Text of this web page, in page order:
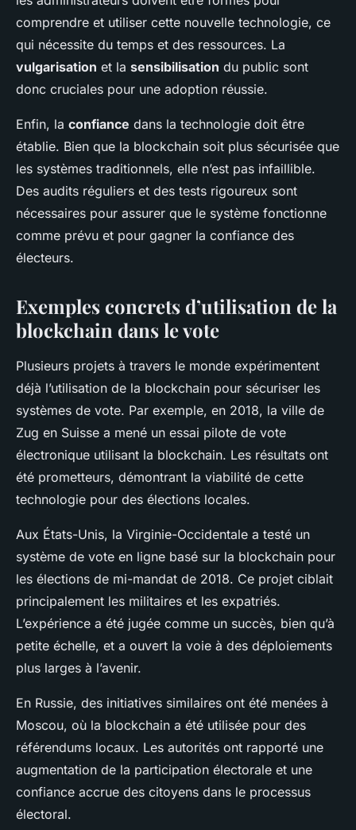
comprendre et utiliser cette nouvelle technologie, ce
qui nécessite du temps et des ressources. La
vulgarisation et la sensibilisation du public sont
donc cruciales pour une adoption réussie.
Enfin, la confiance dans la technologie doit être
établie. Bien que la blockchain soit plus sécurisée que
les systèmes traditionnels, elle n’est pas infaillible.
Des audits réguliers et des tests rigoureux sont
nécessaires pour assurer que le système fonctionne
comme prévu et pour gagner la confiance des
électeurs.
Exemples concrets d’utilisation de la
blockchain dans le vote
Plusieurs projets à travers le monde expérimentent
déjà l’utilisation de la blockchain pour sécuriser les
systèmes de vote. Par exemple, en 2018, la ville de
Zug en Suisse a mené un essai pilote de vote
électronique utilisant la blockchain. Les résultats ont
été prometteurs, démontrant la viabilité de cette
technologie pour des élections locales.
Aux États-Unis, la Virginie-Occidentale a testé un
système de vote en ligne basé sur la blockchain pour
les élections de mi-mandat de 2018. Ce projet ciblait
principalement les militaires et les expatriés.
L’expérience a été jugée comme un succès, bien qu’à
petite échelle, et a ouvert la voie à des déploiements
plus larges à l’avenir.
En Russie, des initiatives similaires ont été menées à
Moscou, où la blockchain a été utilisée pour des
référendums locaux. Les autorités ont rapporté une
augmentation de la participation électorale et une
confiance accrue des citoyens dans le processus
électoral.